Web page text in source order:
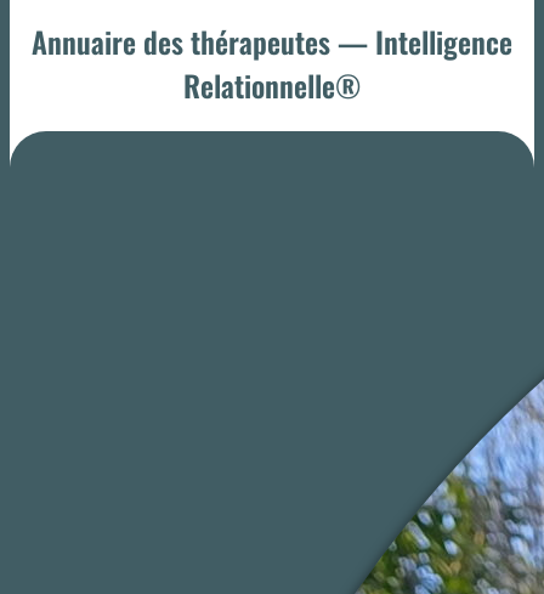
Annuaire des thérapeutes — Intelligence
Relationnelle®